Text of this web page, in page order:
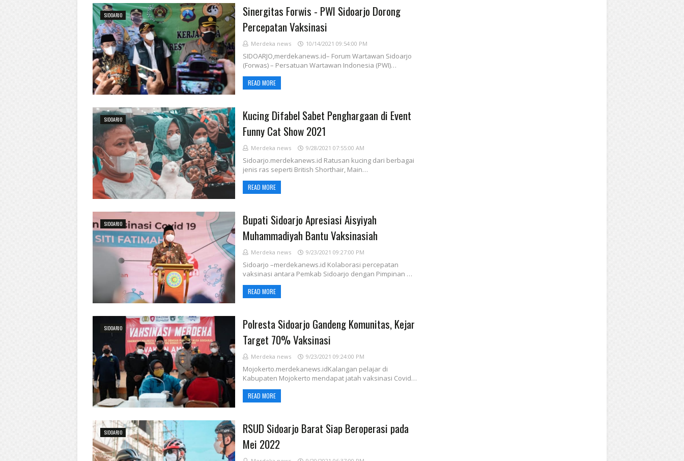
SIDOARJO
Sinergitas Forwis - PWI Sidoarjo Dorong
Percepatan Vaksinasi
Merdeka news 10/14/2021 09:54:00 PM
SIDOARJO,merdekanews.id– Forum Wartawan Sidoarjo
(Forwas) – Persatuan Wartawan Indonesia (PWI)…
READ MORE
SIDOARJO
Kucing Difabel Sabet Penghargaan di Event
Funny Cat Show 2021
Merdeka news 9/28/2021 07:55:00 AM
Sidoarjo.merdekanews.id Ratusan kucing dari berbagai
jenis ras seperti British Shorthair, Main…
READ MORE
SIDOARJO
Bupati Sidoarjo Apresiasi Aisyiyah
Muhammadiyah Bantu Vaksinasiah
Merdeka news 9/23/2021 09:27:00 PM
Sidoarjo –merdekanews.id Kolaborasi percepatan
vaksinasi antara Pemkab Sidoarjo dengan Pimpinan …
READ MORE
SIDOARJO
Polresta Sidoarjo Gandeng Komunitas, Kejar
Target 70% Vaksinasi
Merdeka news 9/23/2021 09:24:00 PM
Mojokerto.merdekanews.idKalangan pelajar di
Kabupaten Mojokerto mendapat jatah vaksinasi Covid…
READ MORE
SIDOARJO
RSUD Sidoarjo Barat Siap Beroperasi pada
Mei 2022